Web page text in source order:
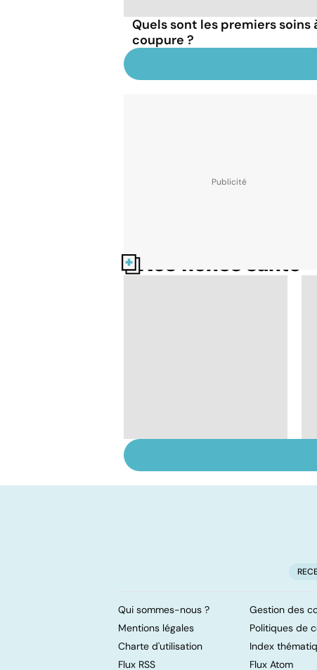
Quels sont les premiers soins
coupure ?
Nos fiches santé
domicile, c'est facile !
Qui sommes-nous ?
Gestion des
Mentions légales
Politiques de
Charte d'utilisation
Index
Flux RSS
Flux Atom